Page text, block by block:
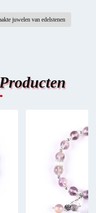
juwelen van edelstenen